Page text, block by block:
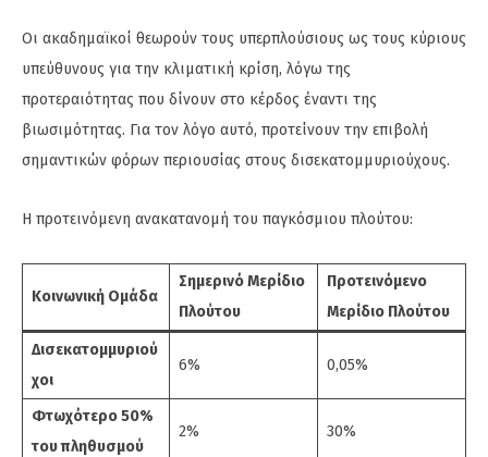
Οι ακαδημαϊκοί θεωρούν τους υπερπλούσιους ως τους κύριους
υπεύθυνους για την κλιματική κρίση, λόγω της
προτεραιότητας που δίνουν στο κέρδος έναντι της
βιωσιμότητας. Για τον λόγο αυτό, προτείνουν την επιβολή
σημαντικών φόρων περιουσίας στους δισεκατομμυριούχους.
Η προτεινόμενη ανακατανομή του παγκόσμιου πλούτου:
Κοινωνική Ομάδα
Σημερινό Μερίδιο
Πλούτου
Προτεινόμενο
Μερίδιο Πλούτου
Δισεκατομμυριού
χοι
6% 0,05%
Φτωχότερο 50%
του πληθυσμού
2% 30%